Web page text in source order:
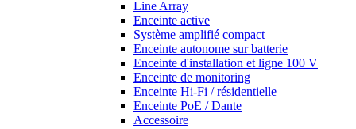
Line Array
Enceinte active
Système amplifié compact
Enceinte autonome sur batterie
Enceinte d'installation et ligne 100 V
Enceinte de monitoring
Enceinte Hi-Fi / résidentielle
Enceinte PoE / Dante
Accessoire